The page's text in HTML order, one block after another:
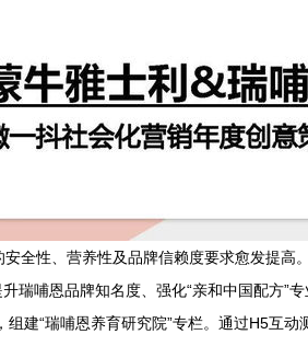
全性、营养性及品牌信赖度要求愈发提
瑞哺恩品牌知名度、强化“亲和中国配方”
“瑞哺恩养育研究院”专栏。通过H5互